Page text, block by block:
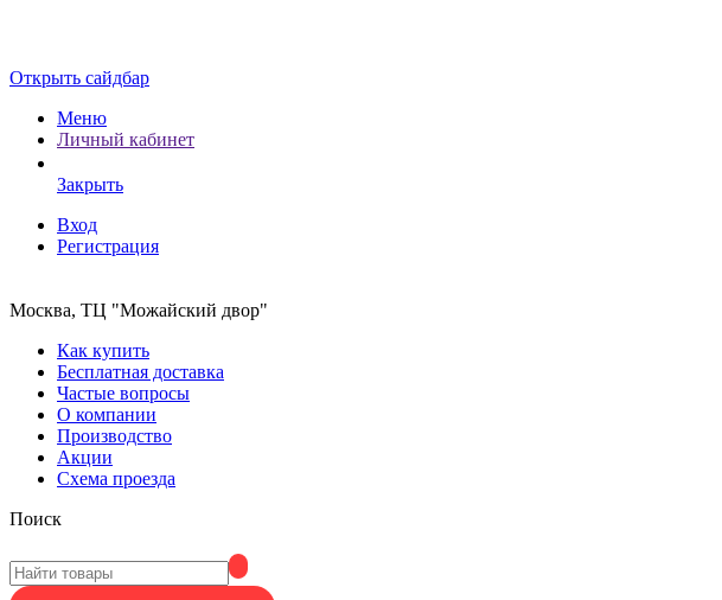
Открыть сайдбар
Меню
Личный кабинет
Закрыть
Вход
Регистрация
Москва, ТЦ "Можайский двор"
Как купить
Бесплатная доставка
Частые вопросы
О компании
Производство
Акции
Схема проезда
Поиск